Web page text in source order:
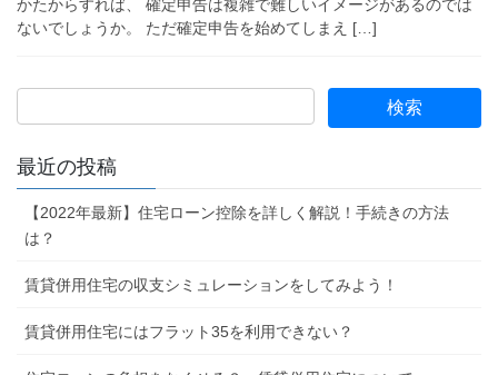
かたからすれば、 確定申告は複雑で難しいイメージがあるのでは
ないでしょうか。 ただ確定申告を始めてしまえ […]
最近の投稿
【2022年最新】住宅ローン控除を詳しく解説！手続きの方法
は？
賃貸併用住宅の収支シミュレーションをしてみよう！
賃貸併用住宅にはフラット35を利用できない？